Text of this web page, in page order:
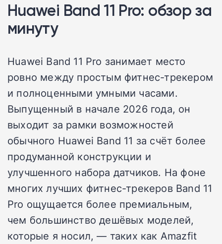
Huawei Band 11 Pro: обзор за
минуту
Huawei Band 11 Pro занимает место
ровно между простым фитнес-трекером
и полноценными умными часами.
Выпущенный в начале 2026 года, он
выходит за рамки возможностей
обычного Huawei Band 11 за счёт более
продуманной конструкции и
улучшенного набора датчиков. На фоне
многих лучших фитнес-трекеров Band 11
Pro ощущается более премиальным,
чем большинство дешёвых моделей,
которые я носил, — таких как Amazfit